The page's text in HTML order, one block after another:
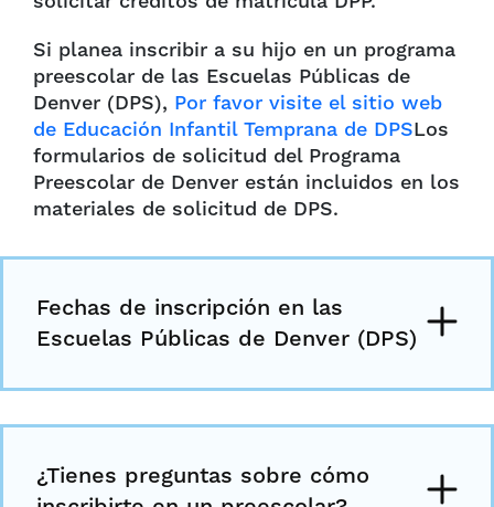
Si planea inscribir a su hijo en un programa
preescolar de las Escuelas Públicas de
Denver (DPS), Por favor visite el sitio web
de Educación Infantil Temprana de DPSLos
formularios de solicitud del Programa
Preescolar de Denver están incluidos en los
materiales de solicitud de DPS.
Fechas de inscripción en las
Escuelas Públicas de Denver (DPS)
¿Tienes preguntas sobre cómo